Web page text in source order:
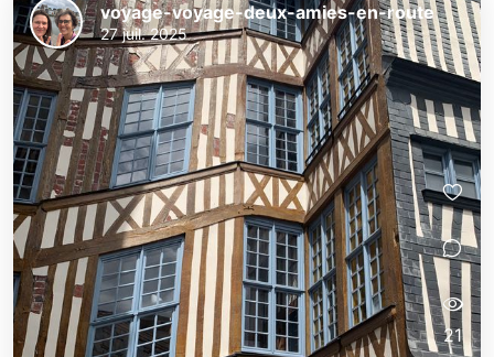
voyage-voyage-deux-amies-en-route
27 juil. 2025
21